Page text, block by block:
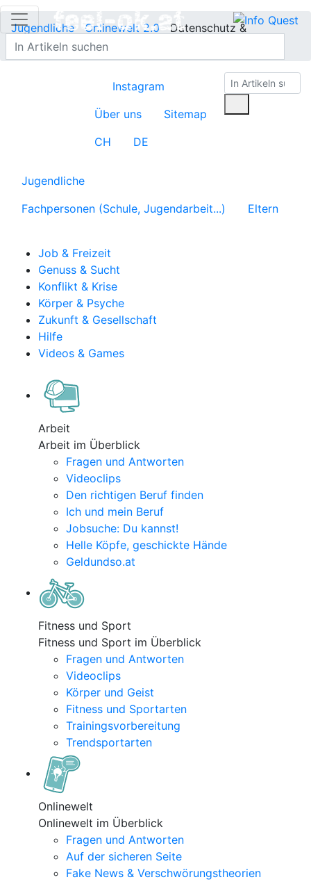
Jugendliche Onlinewelt 2.0
Datenschutz &
Privatsphäre
Instagram
Über uns
Sitemap
CH
DE
Jugendliche
Fachpersonen (Schule, Jugendarbeit...)
Eltern
Job & Freizeit
Genuss & Sucht
Konflikt & Krise
Körper & Psyche
Zukunft & Gesellschaft
Hilfe
Videos & Games
Arbeit
Arbeit im Überblick
Fragen und Antworten
Videoclips
Den richtigen Beruf finden
Ich und mein Beruf
Jobsuche: Du kannst!
Helle Köpfe, geschickte Hände
Geldundso.at
Fitness und Sport
Fitness und Sport im Überblick
Fragen und Antworten
Videoclips
Körper und Geist
Fitness und Sportarten
Trainingsvorbereitung
Trendsportarten
Onlinewelt
Onlinewelt im Überblick
Fragen und Antworten
Auf der sicheren Seite
Fake News & Verschwörungstheorien